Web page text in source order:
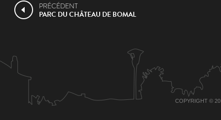
PRÉCÉDENT
PARC DU CHÂTEAU DE BOMAL
COPYRIGHT ©